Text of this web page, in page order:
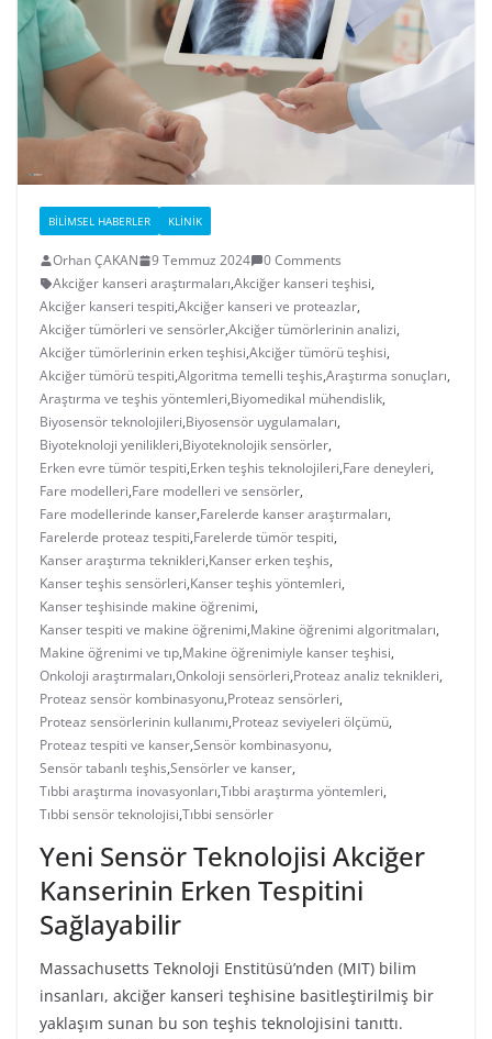
BILIMSEL HABERLER KLINIK
Orhan ÇAKAN 9 Temmuz 2024
0 Comments
Akciğer kanseri araştırmaları,Akciğer kanseri teşhisi,
Akciğer kanseri tespiti,Akciğer kanseri ve proteazlar,
Akciğer tümörleri ve sensörler,Akciğer tümörlerinin analizi,
Akciğer tümörlerinin erken teşhisi,Akciğer tümörü teşhisi,
Akciğer tümörü tespiti,Algoritma temelli teşhis,Araştırma sonuçları,
Araştırma ve teşhis yöntemleri,Biyomedikal mühendislik,
Biyosensör teknolojileri,Biyosensör uygulamaları,
Biyoteknoloji yenilikleri,Biyoteknolojik sensörler,
Erken evre tümör tespiti,Erken teşhis teknolojileri,Fare deneyleri,
Fare modelleri,Fare modelleri ve sensörler,
Fare modellerinde kanser,Farelerde kanser araştırmaları,
Farelerde proteaz tespiti,Farelerde tümör tespiti,
Kanser araştırma teknikleri,Kanser erken teşhis,
Kanser teşhis sensörleri,Kanser teşhis yöntemleri,
Kanser teşhisinde makine öğrenimi,
Kanser tespiti ve makine öğrenimi,Makine öğrenimi algoritmaları,
Makine öğrenimi ve tıp,Makine öğrenimiyle kanser teşhisi,
Onkoloji araştırmaları,Onkoloji sensörleri,Proteaz analiz teknikleri,
Proteaz sensör kombinasyonu,Proteaz sensörleri,
Proteaz sensörlerinin kullanımı,Proteaz seviyeleri ölçümü,
Proteaz tespiti ve kanser,Sensör kombinasyonu,
Sensör tabanlı teşhis,Sensörler ve kanser,
Tıbbi araştırma inovasyonları,Tıbbi araştırma yöntemleri,
Tıbbi sensör teknolojisi,Tıbbi sensörler
Yeni Sensör Teknolojisi Akciğer
Kanserinin Erken Tespitini
Sağlayabilir
Massachusetts Teknoloji Enstitüsü’nden (MIT) bilim
insanları, akciğer kanseri teşhisine basitleştirilmiş bir
yaklaşım sunan bu son teşhis teknolojisini tanıttı.